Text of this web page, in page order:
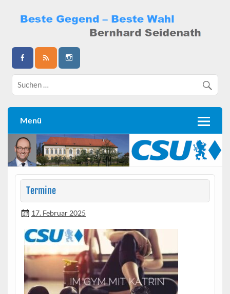
content
Bernhard Seidenath
Menü
Termine
17. Februar 2025